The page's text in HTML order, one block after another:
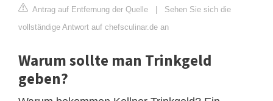
Antrag auf Entfernung der Quelle
Sehen Sie sich die
vollständige Antwort auf chefsculinar.de an
Warum sollte man Trinkgeld
geben?